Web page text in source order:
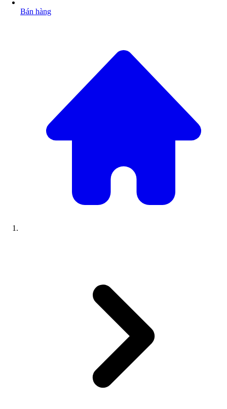
Bán hàng